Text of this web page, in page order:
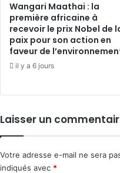
Wangari Maathai : la
première africaine à
recevoir le prix Nobel de
paix pour son action en
faveur de
il y a 6 jours
Laisser un
Votre adresse e-mail ne sera
indiqués avec *